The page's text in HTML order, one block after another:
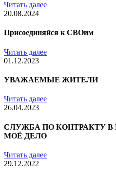
Читать далее
20.08.2024
Присоединяйся к СВОим
Читать далее
01.12.2023
УВАЖАЕМЫЕ ЖИТЕЛИ
Читать далее
26.04.2023
СЛУЖБА ПО КОНТРАКТУ
МОЁ ДЕЛО
Читать далее
29.12.2022